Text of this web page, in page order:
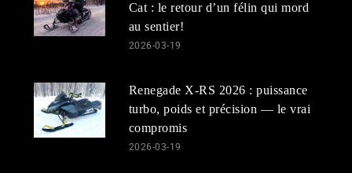
Cat : le retour d’un félin qui mord
au sentier!
2026-03-19
Renegade X-RS 2026 : puissance
turbo, poids et précision — le vrai
compromis
2026-03-19